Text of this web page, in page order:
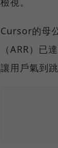
Cursor的母
（ARR）已
讓用戶氣到